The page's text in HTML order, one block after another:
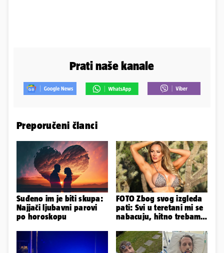
Prati naše kanale
Preporučeni članci
Suđeno im je biti skupa:
Najjači ljubavni parovi
po horoskopu
FOTO Zbog svog izgleda
pati: Svi u teretani mi se
nabacuju, hitno trebam